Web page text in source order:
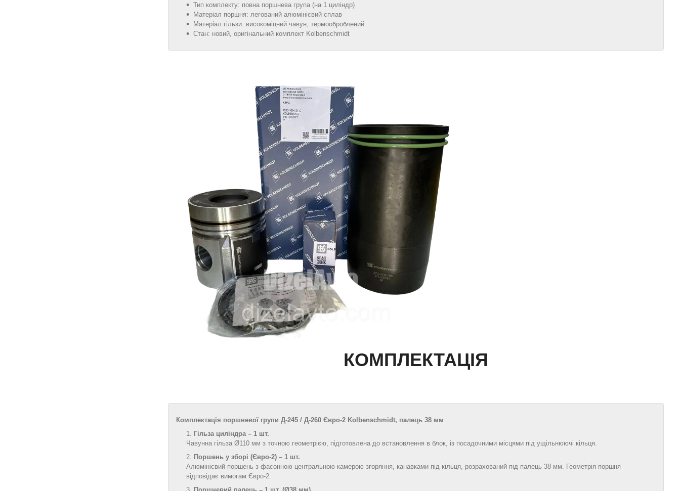
Тип комплекту: повна поршнева група (на 1 циліндр)
Матеріал поршня: легований алюмінієвий сплав
Матеріал гільзи: високоміцний чавун, термооброблений
Стан: новий, оригінальний комплект Kolbenschmidt
КОМПЛЕКТАЦІЯ
Комплектація поршневої групи Д‑245 / Д‑260 Євро‑2 Kolbenschmidt, палець 38 мм
Гільза циліндра – 1 шт.
Чавунна гільза Ø110 мм з точною геометрією, підготовлена до встановлення в блок, із посадочними місцями під ущільнюючі кільця.
Поршень у зборі (Євро‑2) – 1 шт.
Алюмінієвий поршень з фасонною центральною камерою згоряння, канавками під кільця, розрахований під палець 38 мм. Геометрія поршня
відповідає вимогам Євро‑2.